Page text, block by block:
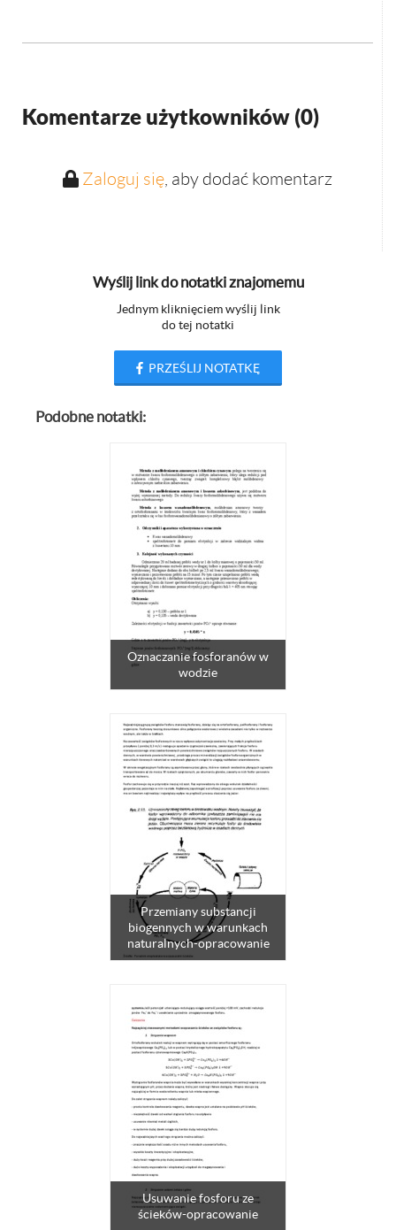
Komentarze użytkowników (0)
Zaloguj się, aby dodać komentarz
Wyślij link do notatki znajomemu
Jednym kliknięciem wyślij link
do tej notatki
PRZEŚLIJ NOTATKĘ
Podobne notatki:
Oznaczanie fosforanów w
wodzie
Przemiany substancji
biogennych w warunkach
naturalnych-opracowanie
Usuwanie fosforu ze
ścieków-opracowanie